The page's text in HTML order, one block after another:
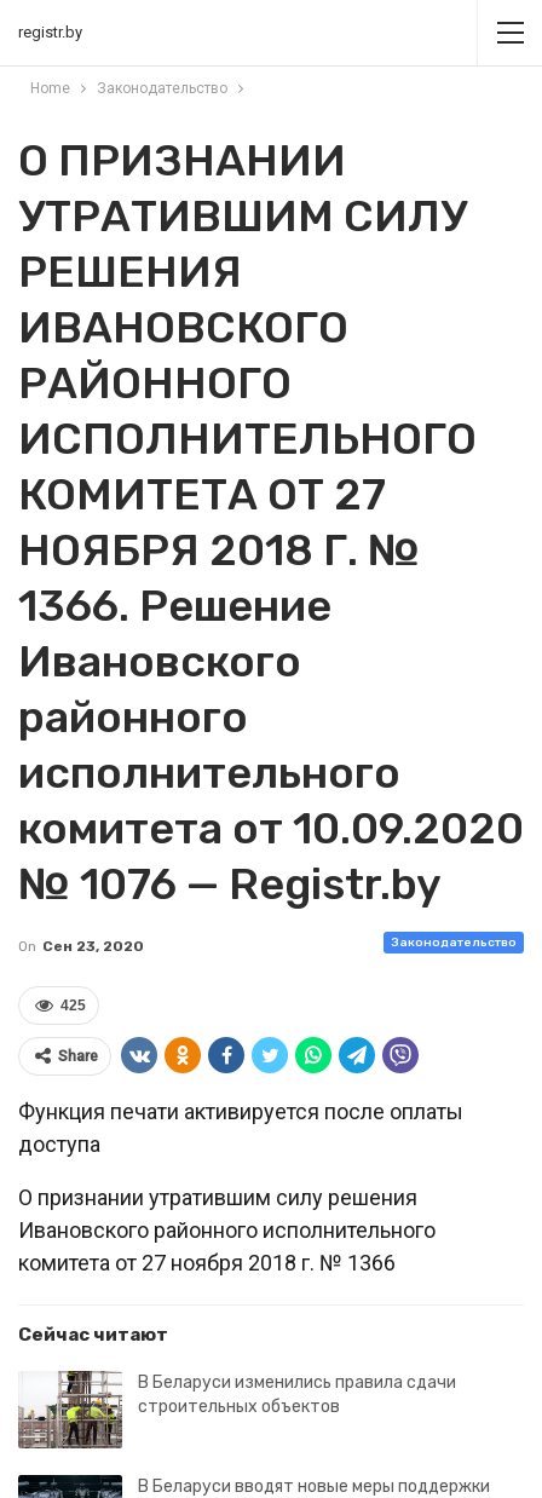
registr.by
Home Законодательство
О ПРИЗНАНИИ
УТРАТИВШИМ СИЛУ
РЕШЕНИЯ
ИВАНОВСКОГО
РАЙОННОГО
ИСПОЛНИТЕЛЬНОГО
КОМИТЕТА ОТ 27
НОЯБРЯ 2018 Г. №
1366. Решение
Ивановского
районного
исполнительного
комитета от 10.09.2020
№ 1076 — Registr.by
Законодательство
On Сен 23, 2020
425
Share
Функция печати активируется после оплаты
доступа
О признании утратившим силу решения
Ивановского районного исполнительного
комитета от 27 ноября 2018 г. № 1366
Сейчас читают
В Беларуси изменились правила сдачи
строительных объектов
В Беларуси вводят новые меры поддержки